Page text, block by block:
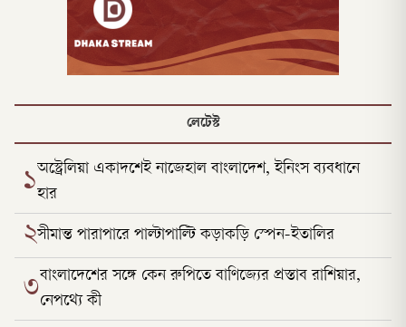
লেটেস্ট
১অস্ট্রেলিয়া একাদশেই নাজেহাল বাংলাদেশ, ইনিংস ব্যবধানে
হার
২সীমান্ত পারাপারে পাল্টাপাল্টি কড়াকড়ি স্পেন-ইতালির
৩বাংলাদেশের সঙ্গে কেন রুপিতে বাণিজ্যের প্রস্তাব রাশিয়ার,
নেপথ্যে কী